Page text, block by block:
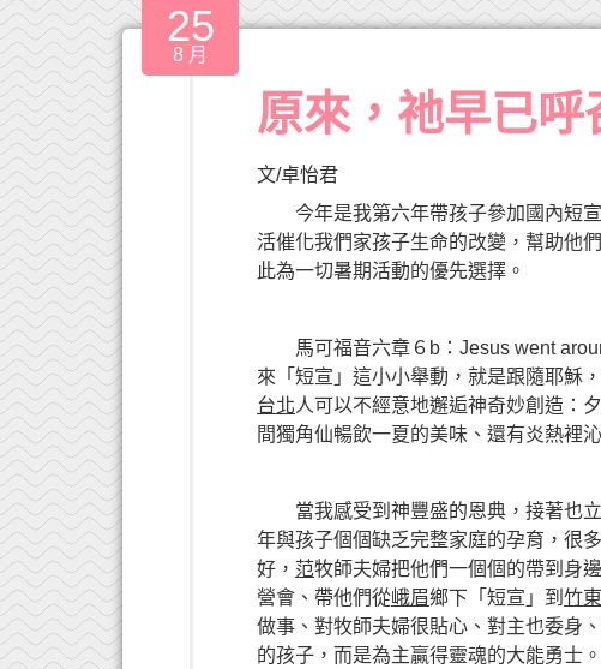
25
8 月
原來，祂早已呼
文/卓怡君
今年是我第六年帶孩子參加國內短宣
活催化我們家孩子生命的改變，幫助他
此為一切暑期活動的優先選擇。
馬可福音六章６b：Jesus went
來「短宣」這小小舉動，就是跟隨耶穌
台北人可以不經意地邂逅神奇妙創造：
間獨角仙暢飲一夏的美味、還有炎熱裡
當我感受到神豐盛的恩典，接著也立
年與孩子個個缺乏完整家庭的孕育，很
好， 范牧師夫婦把他們一個個的帶到身
營會、帶他們從峨眉鄉下「短宣」到竹東
做事、對牧師夫婦很貼心、對主也委身
的孩子，而是為主贏得靈魂的大能勇士。